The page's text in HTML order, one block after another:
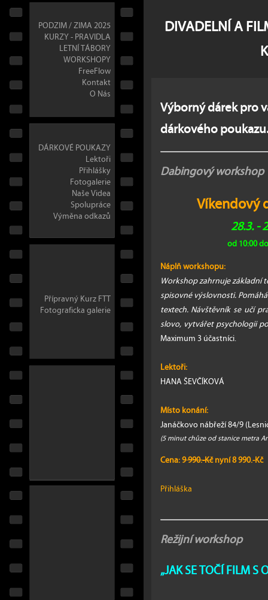
PODZIM / ZIMA 2025
KURZY - PRAVIDLA
LETNÍ TÁBORY
WORKSHOPY
FreeFlow
Kontakt
O Nás
DÁRKOVÉ POUKAZY
Lektoři
Přihlášky
Fotogalerie
Naše Videa
Spolupráce
Výměna odkazů
Přípravný Kurz FTT
Fotograficka galerie
DIVADELNÍ A
Výborný dárek pro
dárkového poukazu.
Dabingový workshop
Víkendový
28.3. -
od 10:00
Náplň workshopu:
Workshop zahrnuje základní
spisovné výslovnosti.
textech. Návštěvník se učí
slovo, vytvářet psychologii
Maximum 3 účastníci.
Lektoři:
HANA ŠEVČÍKOVÁ
Místo konání:
Janáčkovo nábřeží 84/9
(5 minut chůze od stanice metra
Cena: 9990.-Kčnyní 8 990.-Kč
Přihláška
Režijní workshop
„JAK SE TOČÍ FILM S